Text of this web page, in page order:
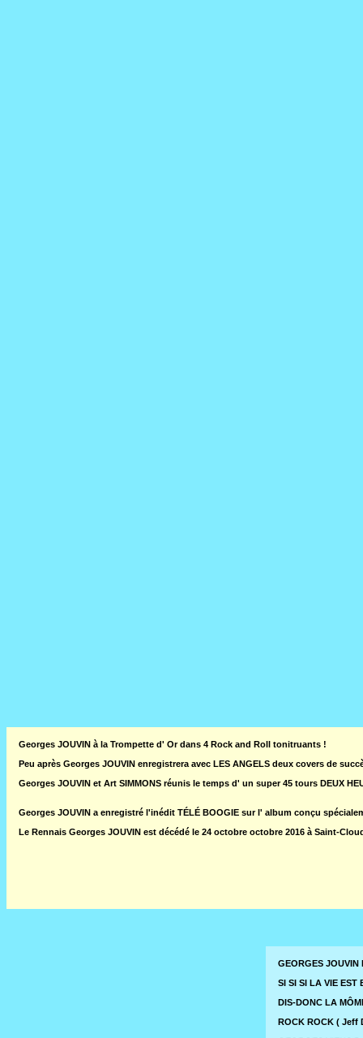
GEORGES
SI SI SI LA VIE EST
DIS-DONC LA
ROCK ROCK ( Jeff
Georges JOUVIN à la Trompette d' Or dans 4 Rock and Roll tonitruants !
Peu après Georges JOUVIN enregistrera avec LES ANGELS deux covers de
Georges JOUVIN et Art SIMMONS réunis le temps d' un super 45 tours DEUX
Georges JOUVIN a enregistré l'inédit TÉLÉ BOOGIE sur l' album conçu
Le Rennais Georges JOUVIN est décédé le 24 octobre octobre 2016 à Saint-